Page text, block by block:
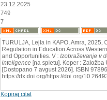
23.12.2025
749
7
TURULJA, Lejla in KAPO, Amra, 2025,
Regulation in Education Across
and Opportunities. V : Izobraževanje v
inteligence [na spletu]. Koper :
[Dostopano 7 avgust 2026]. ISBN
https://dx.doi.org/https://doi.org/
Kopiraj citat